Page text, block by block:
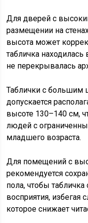
Для дверей с
размещении на
высота может
табличка
не перекрывалась
Таблички с большим
допускается
высоте 130–140 см,
людей с
младшего возраста.
Для помещений с
рекомендуется
пола, чтобы
восприятия,
которое снижает